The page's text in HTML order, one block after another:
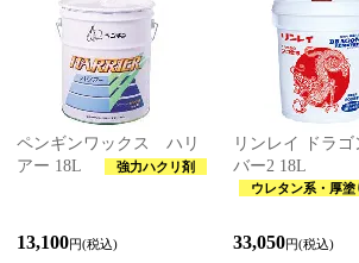
ペンギンワックス ハリ
アー 18L
強力ハクリ剤
13,100円(税込)
リンレイ ドラゴ
バー2 18L
ウレタン系・厚塗
33,050円(税込)